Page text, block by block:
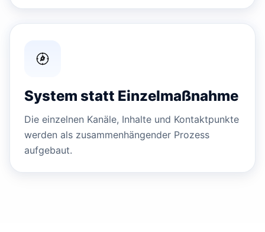
System statt Einzelmaßnahme
Die einzelnen Kanäle, Inhalte und Kontaktpunkte
werden als zusammenhängender Prozess
aufgebaut.